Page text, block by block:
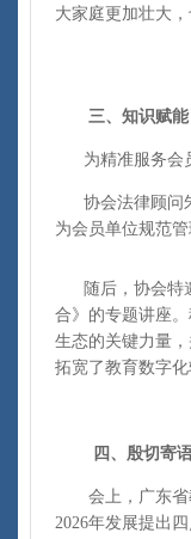
大家庭更加壮大
三、知识赋能
为精准服务会员
协会法律顾问朱
为会员单位规范
随后，协会特邀
合》的专题讲座
生态的关键力量
拓宽了教育数字
四、殷切寄语
会上，广东省教
2026年发展提出